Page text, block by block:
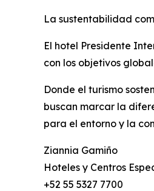
La sustentabilidad
El hotel Presidente
con los objetivos
Donde el turismo
buscan marcar la
para el entorno y la
Ziannia Gamiño
Hoteles y Centros
+52 55 5327 7700